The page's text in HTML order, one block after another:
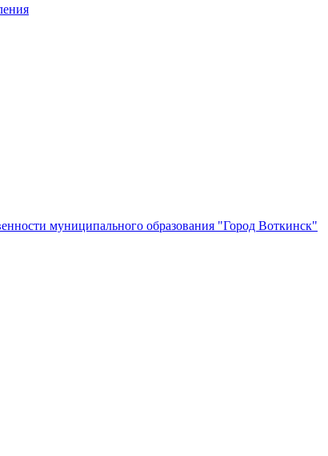
муниципального образования "Город Воткинск"